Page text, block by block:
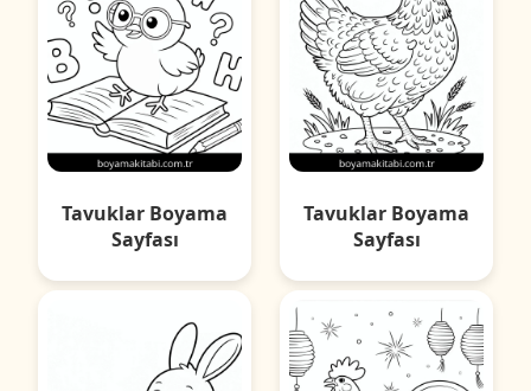
Tavuklar Boyama
Sayfası
Tavuklar Boyama
Sayfası